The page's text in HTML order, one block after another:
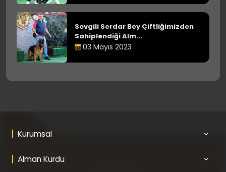
Sevgili Serdar Bey Çiftliğimizden
Sahiplendiği Alm...
03 Mayıs 2023
Kurumsal
Alman Kurdu